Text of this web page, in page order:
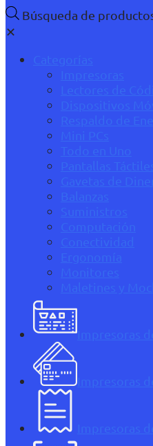
Búsqueda de
✕
Categorías
Impresoras
Lectores de
Dispositivos
Respaldo de
Mini PCs
Todo en Uno
Pantallas
Gavetas de
Balanzas
Suministros
Computación
Conectividad
Ergonomía
Monitores
Maletines y
Impresoras
Impresoras
Impresoras